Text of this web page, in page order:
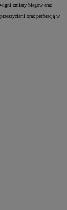
zmiany biegów oraz
oraz perforacją w